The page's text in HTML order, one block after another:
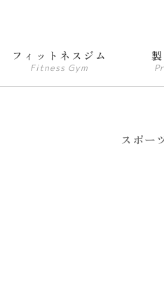
フィットネスジム
Fitness Gym
スポー